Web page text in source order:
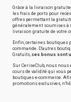
Grâce à la livraison
les frais de ports pour
offres permettant la
généralement soumises à
livraison gratuite de votre
Enfin, certaines boutiques
commande. D'autres
Gratuits, ces bonus sont
Sur CeriseClub, nous
cours de validité qui vous
boutiques e-commerce.
promotions exclusives,